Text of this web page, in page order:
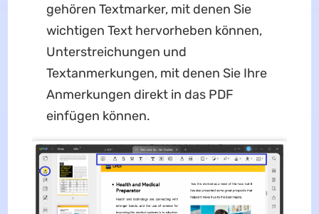
gehören Textmarker, mit denen Sie
wichtigen Text hervorheben können,
Unterstreichungen und
Textanmerkungen, mit denen Sie Ihre
Anmerkungen direkt in das PDF
einfügen können.